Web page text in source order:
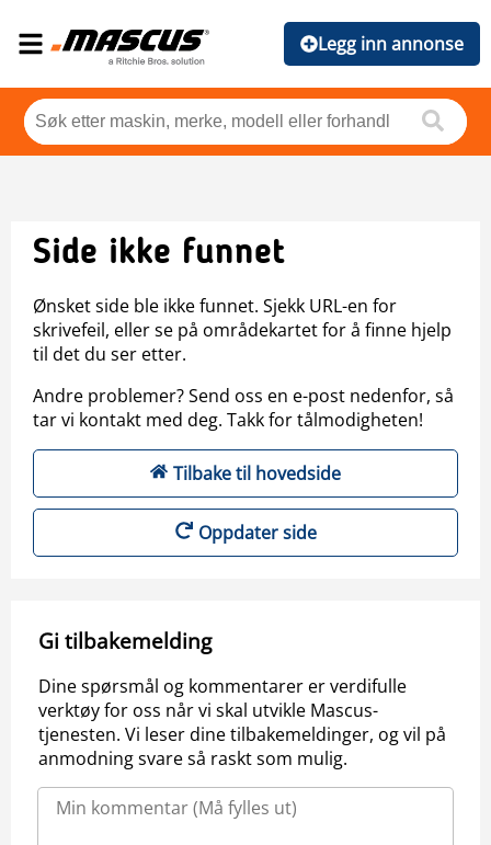
Legg inn annonse
Side ikke funnet
Ønsket side ble ikke funnet. Sjekk URL-en for
skrivefeil, eller se på områdekartet for å finne hjelp
til det du ser etter.
Andre problemer? Send oss en e-post nedenfor, så
tar vi kontakt med deg. Takk for tålmodigheten!
Tilbake til hovedside
Oppdater side
Gi tilbakemelding
Dine spørsmål og kommentarer er verdifulle
verktøy for oss når vi skal utvikle Mascus-
tjenesten. Vi leser dine tilbakemeldinger, og vil på
anmodning svare så raskt som mulig.